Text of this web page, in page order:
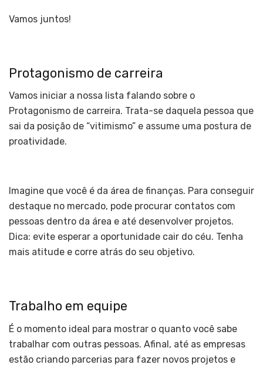
Vamos juntos!
Protagonismo de carreira
Vamos iniciar a nossa lista falando sobre o
Protagonismo de carreira. Trata-se daquela pessoa que
sai da posição de “vitimismo” e assume uma postura de
proatividade.
Imagine que você é da área de finanças. Para conseguir
destaque no mercado, pode procurar contatos com
pessoas dentro da área e até desenvolver projetos.
Dica: evite esperar a oportunidade cair do céu. Tenha
mais atitude e corre atrás do seu objetivo.
Trabalho em equipe
É o momento ideal para mostrar o quanto você sabe
trabalhar com outras pessoas. Afinal, até as empresas
estão criando parcerias para fazer novos projetos e